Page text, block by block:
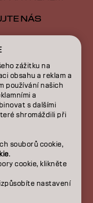
NÁS
zážitku na
obsahu a reklam a
používání našich
a
s dalšími
shromáždili při
souborů cookie,
.
cookie, klikněte
nastavení